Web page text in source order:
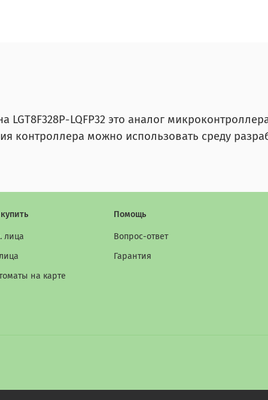
LGT8F328P-LQFP32 это аналог
контроллера можно использовать среду
лица
на карте
Помощь
Вопрос-ответ
Гарантия